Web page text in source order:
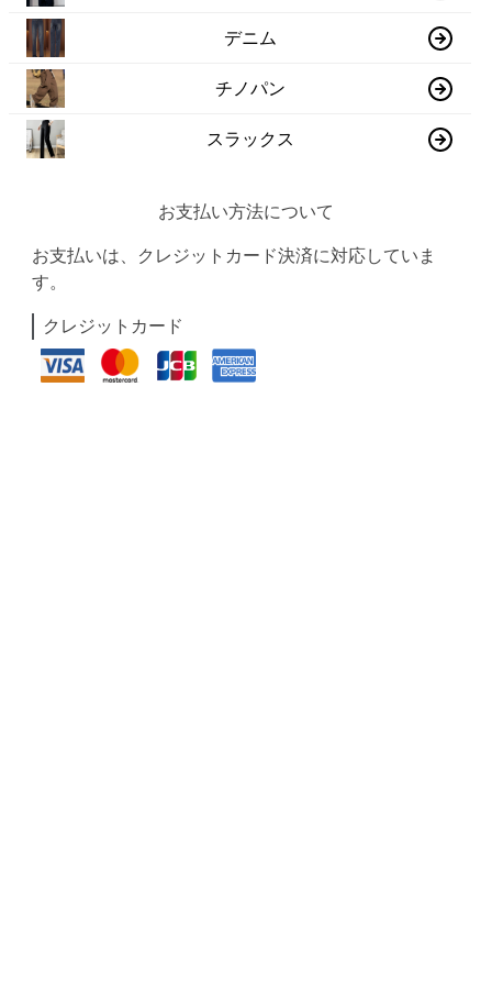
デニム
チノパン
スラックス
お支払い方法について
お支払いは、クレジットカード決済に対応していま
す。
クレジットカード